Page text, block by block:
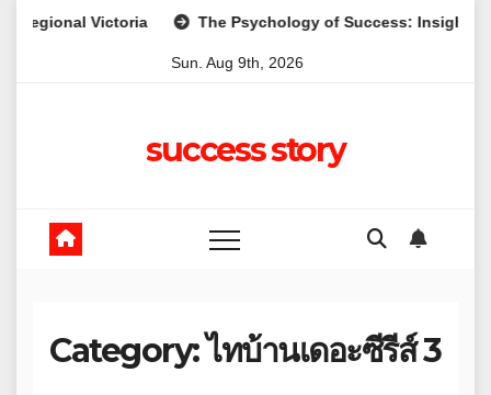
Victoria The Psychology of Success: Insights from
Sun. Aug 9th, 2026
success story
Category:ไทบ้านเดอะซีรีส์ 3